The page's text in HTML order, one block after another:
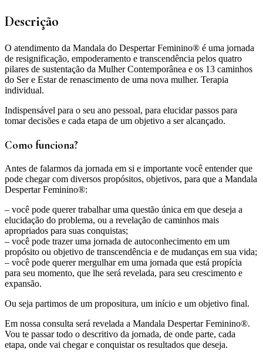
Descrição
O atendimento da Mandala do Despertar Feminino® é uma jornada
de resignificação, empoderamento e transcendência pelos quatro
pilares de sustentação da Mulher Contemporânea e os 13 caminhos
do Ser e Estar de renascimento de uma nova mulher. Terapia
individual.
Indispensável para o seu ano pessoal, para elucidar passos para
tomar decisões e cada etapa de um objetivo a ser alcançado.
Como funciona?
Antes de falarmos da jornada em si e importante você entender que
pode chegar com diversos propósitos, objetivos, para que a Mandala
Despertar Feminino®:
– você pode querer trabalhar uma questão única em que deseja a
elucidação do problema, ou a revelação de caminhos mais
apropriados para suas conquistas;
– você pode trazer uma jornada de autoconhecimento em um
propósito ou objetivo de transcendência e de mudanças em sua vida;
– você pode querer mergulhar em uma jornada que está propícia
para seu momento, que lhe será revelada, para seu crescimento e
expansão.
Ou seja partimos de um propositura, um início e um objetivo final.
Em nossa consulta será revelada a Mandala Despertar Feminino®.
Vou te passar todo o descritivo da jornada, de onde parte, cada
etapa, onde vai chegar e conquistar os resultados que deseja.